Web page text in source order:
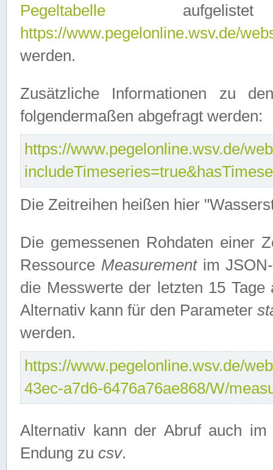
Pegeltabelle
https://www.pegelonline.wsv.de/
werden.
Zusätzliche Informationen zu
folgendermaßen abgefragt werden:
https://www.pegelonline.wsv.de/
Die Zeitreihen heißen hier
Die gemessenen Rohdaten einer
Ressource Measurementim JSON-
die Messwerte der letzten 15
Alternativ kann für den Parameter
werden.
https://www.pegelonline.wsv.de/
43ec-a7d6-6476a76ae868/W/
Alternativ kann der Abruf auch
Endung zu csv.